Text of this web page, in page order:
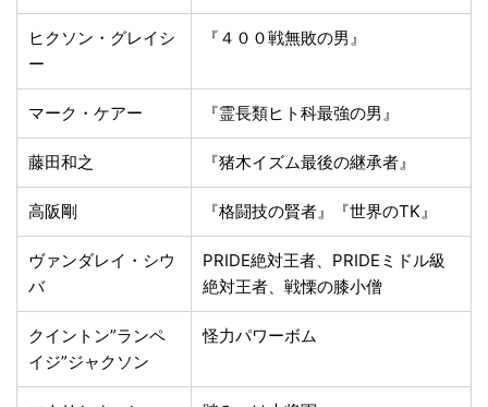
ヒクソン・グレイシ
ー
『４００戦無敗の男』
マーク・ケアー 『霊長類ヒト科最強の男』
藤田和之 『猪木イズム最後の継承者』
高阪剛 『格闘技の賢者』『世界のTK』
ヴァンダレイ・シウ
バ
PRIDE絶対王者、PRIDEミドル級
絶対王者、戦慄の膝小僧
クイントン”ランペ
イジ”ジャクソン
怪力パワーボム